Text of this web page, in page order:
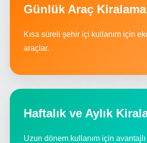
Günlük Araç Kiralama
Kısa süreli şehir içi kullanım için
araçlar.
Haftalık ve Aylık
Uzun dönem kullanım için avantajlı